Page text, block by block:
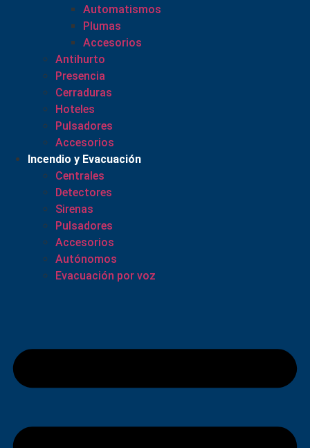
Automatismos
Plumas
Accesorios
Antihurto
Presencia
Cerraduras
Hoteles
Pulsadores
Accesorios
Incendio y Evacuación
Centrales
Detectores
Sirenas
Pulsadores
Accesorios
Autónomos
Evacuación por voz